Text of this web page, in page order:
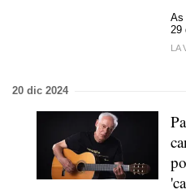
As
29
LA
20 dic 2024